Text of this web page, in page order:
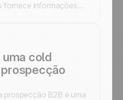
fornece informações
cold
prospecção B2B é uma